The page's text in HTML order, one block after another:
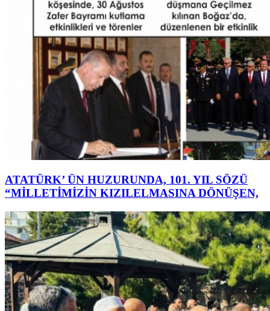
ATATÜRK’ ÜN HUZURUNDA, 101. YIL SÖZÜ
“MİLLETİMİZİN KIZILELMASINA DÖNÜŞEN,